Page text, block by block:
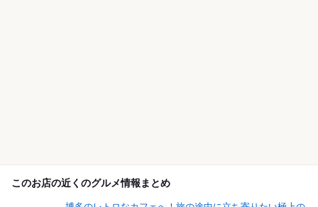
このお店の近くのグルメ情報まとめ